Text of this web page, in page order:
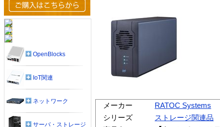
メーカー
RATOC Systems
シリーズ
ストレージ関連品
OpenBlocks
IoT関連
ネットワーク
サーバ・ストレージ